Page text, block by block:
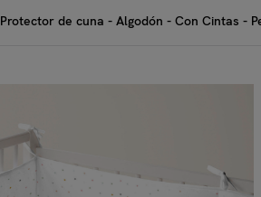
Protector de cuna - Algodón - Con Cintas -